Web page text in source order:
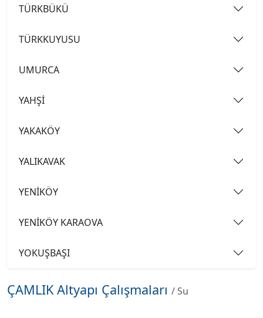
TÜRKBÜKÜ
TÜRKKUYUSU
UMURCA
YAHŞİ
YAKAKÖY
YALIKAVAK
YENİKÖY
YENİKÖY KARAOVA
YOKUŞBAŞI
ÇAMLIK Altyapı Çalışmaları / Su